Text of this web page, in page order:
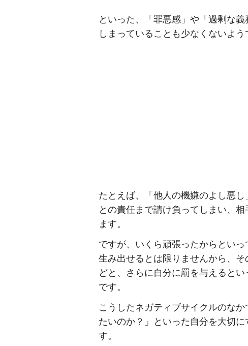
といった、「罪悪感」や「過剰な
しまっていることも少なくないよう
たとえば、「他人の機嫌のよし悪
との責任まで請け負ってしまい、
ます。
ですが、いくら頑張ったからとい
生み出せるとは限りませんから、
どと、さらに自分に罰を与えると
です。
こうしたネガティブサイクルのな
たいのか？」といった自分を大切
す。